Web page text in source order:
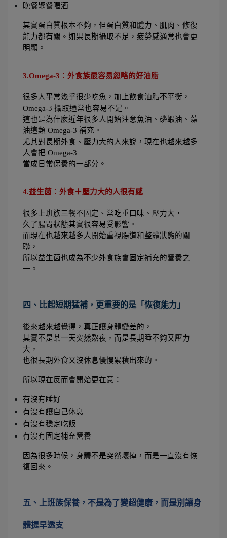
晚餐聚餐喝酒
其實蛋白質根本不夠，但蛋白質和體力、肌肉、修復
能力都有關。如果長期攝取不足，疲勞感通常也會更
明顯。
3.Omega-3：外食族最容易忽略的好油脂
很多人平常幾乎很少吃魚，加上飲食油脂不平衡，
Omega-3 攝取通常也容易不足。
這也是為什麼近年很多人開始注意魚油、磷蝦油、藻
油這類 Omega-3 補充。
尤其對長期外食、壓力大的人來說，現在也越來越多
人會把 Omega-3
當成日常保養的一部分。
4.益生菌：外食＋壓力大的人很有感
很多上班族三餐不固定、常吃重口味、壓力大，
久了腸胃狀態其實很容易受影響。
而現在也越來越多人開始重視腸道和整體狀態的關
聯，
所以益生菌也成為不少外食族會固定補充的營養之
一。
四、比起短期猛補，更重要的是「恢復能力」
後來越來越覺得，真正讓身體變差的，
其實不是某一天突然熬夜，而是長期睡不夠又壓力
大，
也很長期外食又沒休息慢慢累積出來的。
所以現在反而會開始更在意：
有沒有睡好
有沒有讓自己休息
有沒有穩定吃飯
有沒有固定補充營養
因為很多時候，身體不是突然壞掉，而是一直沒有恢
復回來。
五、上班族保養，不是為了變超健康，而是別讓身
體提早透支